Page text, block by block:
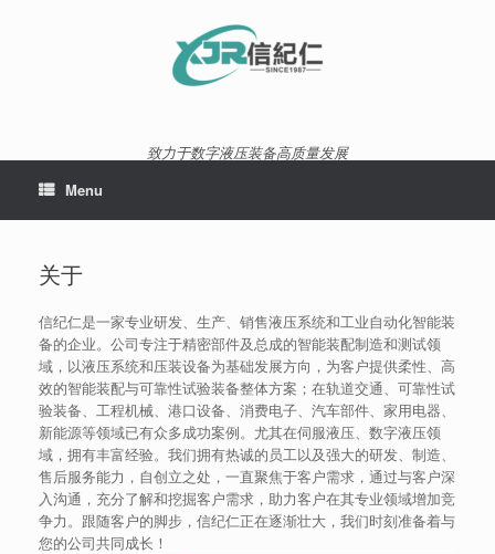
致力于数字液压装备高质量发展
Menu
关于
信纪仁是一家专业研发、生产、销售液压系统和工业自动化智能装
备的企业。公司专注于精密部件及总成的智能装配制造和测试领
域，以液压系统和压装设备为基础发展方向，为客户提供柔性、高
效的智能装配与可靠性试验装备整体方案；在轨道交通、可靠性试
验装备、工程机械、港口设备、消费电子、汽车部件、家用电器、
新能源等领域已有众多成功案例。尤其在伺服液压、数字液压领
域，拥有丰富经验。我们拥有热诚的员工以及强大的研发、制造、
售后服务能力，自创立之处，一直聚焦于客户需求，通过与客户深
入沟通，充分了解和挖掘客户需求，助力客户在其专业领域增加竞
争力。跟随客户的脚步，信纪仁正在逐渐壮大，我们时刻准备着与
您的公司共同成长！